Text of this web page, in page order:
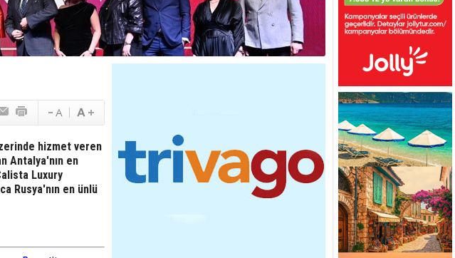
hizmet veren
Antalya'nın en
Luxury
Rusya'nın en ünlü